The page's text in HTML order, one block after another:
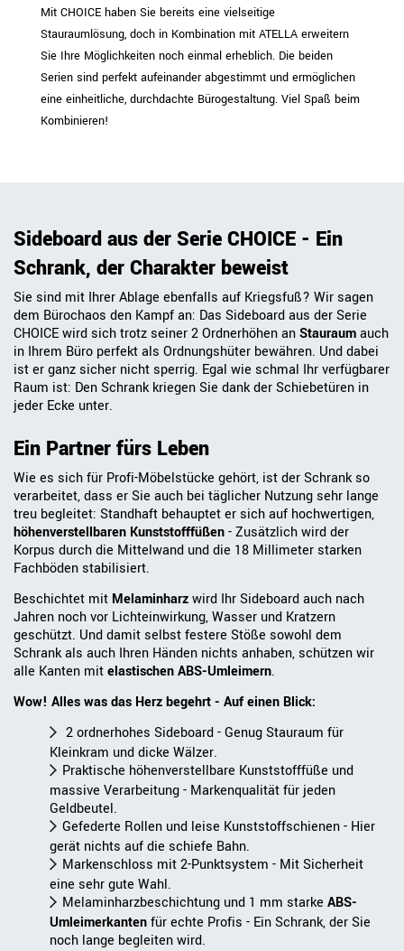
Mit CHOICE haben Sie bereits eine vielseitige
Stauraumlösung, doch in Kombination mit ATELLA erweitern
Sie Ihre Möglichkeiten noch einmal erheblich. Die beiden
Serien sind perfekt aufeinander abgestimmt und ermöglichen
eine einheitliche, durchdachte Bürogestaltung. Viel Spaß beim
Kombinieren!
Sideboard aus der Serie CHOICE - Ein
Schrank, der Charakter beweist
Sie sind mit Ihrer Ablage ebenfalls auf Kriegsfuß? Wir sagen
dem Bürochaos den Kampf an: Das Sideboard aus der Serie
CHOICE wird sich trotz seiner 2 Ordnerhöhen anStauraumauch
in Ihrem Büro perfekt als Ordnungshüter bewähren. Und dabei
ist er ganz sicher nicht sperrig. Egal wie schmal Ihr verfügbarer
Raum ist: Den Schrank kriegen Sie dank der Schiebetüren in
jeder Ecke unter.
Ein Partner fürs Leben
Wie es sich für Profi-Möbelstücke gehört, ist der Schrank so
verarbeitet, dass er Sie auch bei täglicher Nutzung sehr lange
treu begleitet: Standhaft behauptet er sich auf hochwertigen,
höhenverstellbaren Kunststofffüßen- Zusätzlich wird der
Korpus durch die Mittelwand und die 18 Millimeter starken
Fachböden stabilisiert.
Beschichtet mit Melaminharzwird Ihr Sideboard auch nach
Jahren noch vor Lichteinwirkung, Wasser und Kratzern
geschützt. Und damit selbst festere Stöße sowohl dem
Schrank als auch Ihren Händen nichts anhaben, schützen wir
alle Kanten mitelastischen ABS-Umleimern.
Wow! Alles was das Herz begehrt - Auf einen Blick:
2 ordnerhohes Sideboard - Genug Stauraum für
Kleinkram und dicke Wälzer.
Praktische höhenverstellbare Kunststofffüße und
massive Verarbeitung - Markenqualität für jeden
Geldbeutel.
Gefederte Rollen und leise Kunststoffschienen - Hier
gerät nichts auf die schiefe Bahn.
Markenschloss mit 2-Punktsystem - Mit Sicherheit
eine sehr gute Wahl.
Melaminharzbeschichtung und 1 mm starke ABS-
Umleimerkantenfür echte Profis - Ein Schrank, der Sie
noch lange begleiten wird.